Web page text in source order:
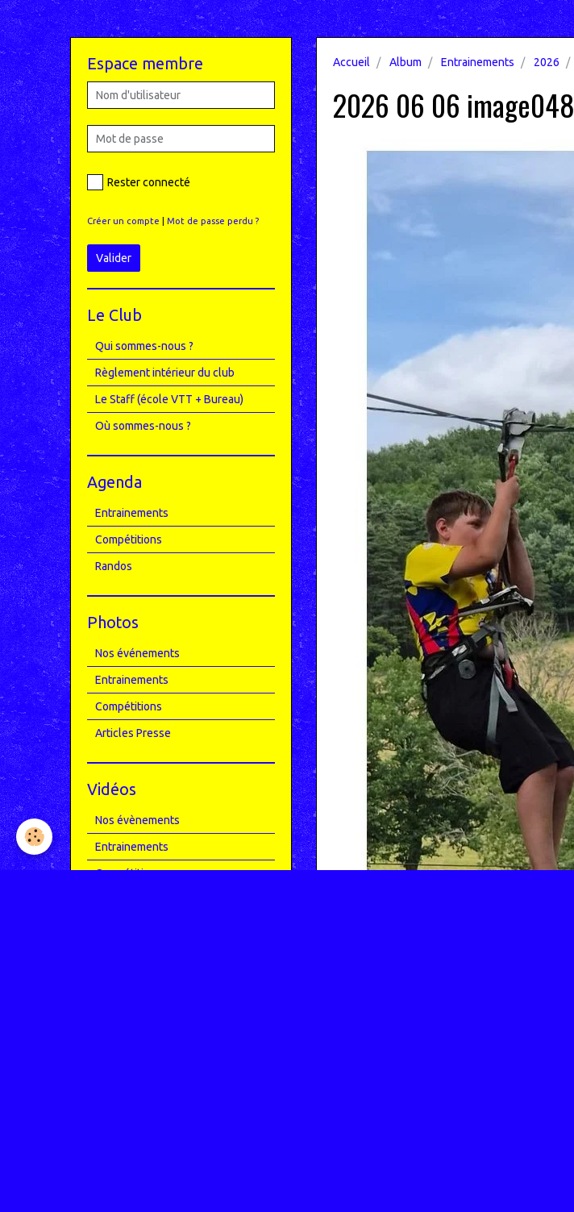
Accueil Album Entrainements 2026
2026 06 06 image048
Espace membre
Rester connecté
Créer un compte Mot de passe perdu ?
Valider
Le Club
Qui sommes-nous ?
Règlement intérieur du club
Le Staff (école VTT + Bureau)
Où sommes-nous ?
Agenda
Entrainements
Compétitions
Randos
Photos
Nos événements
Entrainements
Compétitions
Articles Presse
Vidéos
Nos évènements
Entrainements
Compétitions